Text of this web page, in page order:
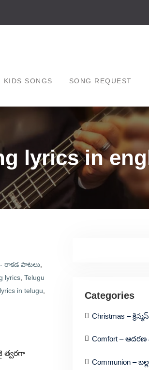
KIDS SONGS SONG REQUEST
lyrics in
- రాకడ పాటలు
lyrics Telugu
in telugu
త్వరగా
Categories
Christmas –
Comfort –
Communion –